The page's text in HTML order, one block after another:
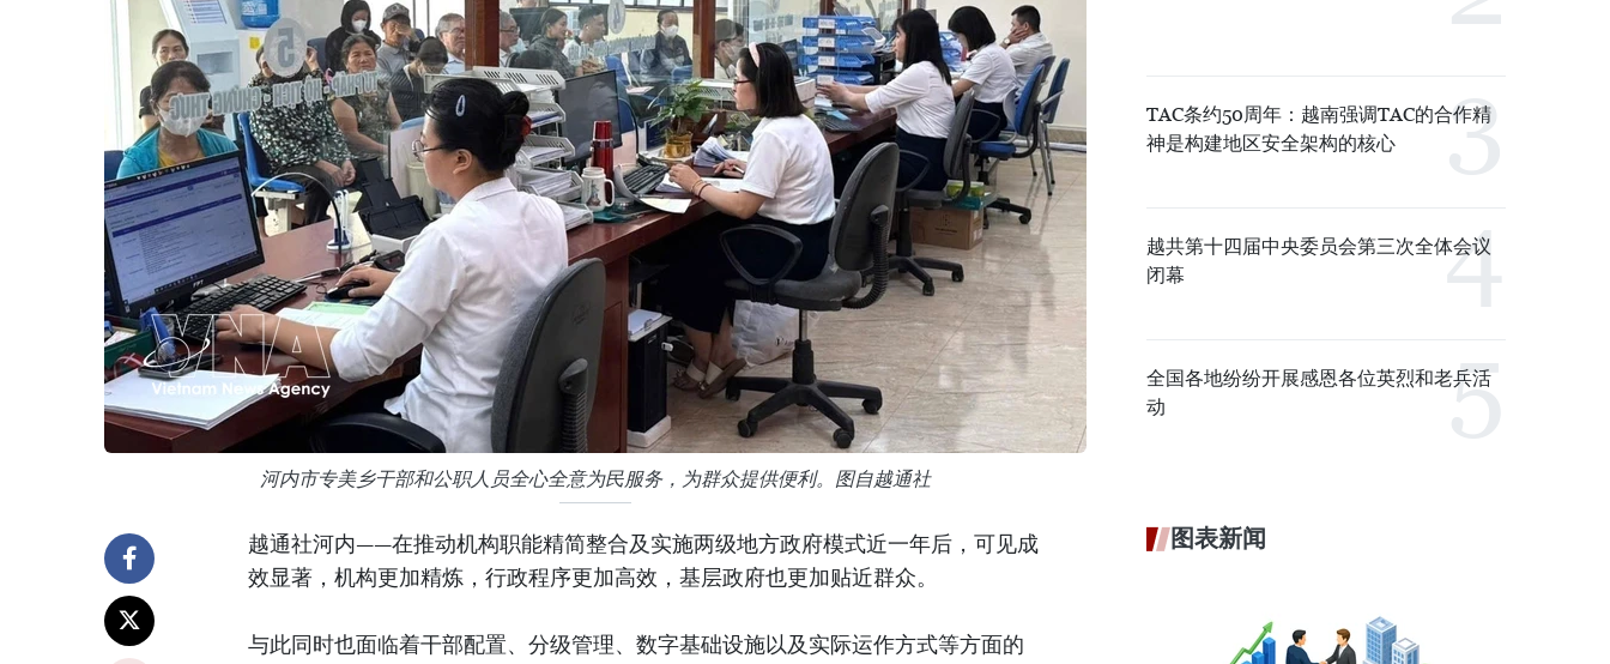
河内市专美乡干部和公职人员全心全意为民服务，为群众提供便利。图自越通社
越通社河内——在推动机构职能精简整合及实施两级地方政府模式近一年后，可见成
效显著，机构更加精炼，行政程序更加高效，基层政府也更加贴近群众。
与此同时也面临着干部配置、分级管理、数字基础设施以及实际运作方式等方面的
TAC条约50周年：越南强调TAC的合作精
神是构建地区安全架构的核心
越共第十四届中央委员会第三次全体会议
闭幕
全国各地纷纷开展感恩各位英烈和老兵活
动
图表新闻